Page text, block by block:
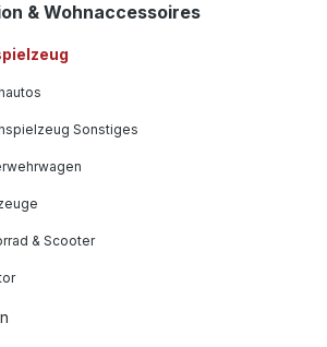
& Wohnaccessoires
Sonstiges
& Scooter